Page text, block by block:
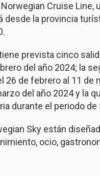
Cruise
desde la provincia
prevista cinco
del año 2024; la
26 de febrero al 11 de
del año 2024 y la
durante el periodo de
Sky están
ocio,